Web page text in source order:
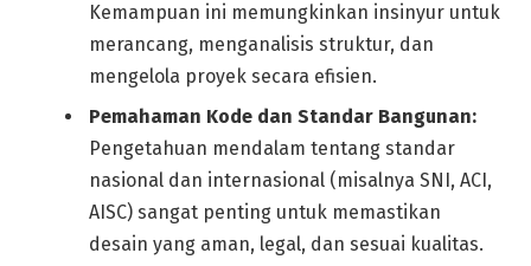
Kemampuan ini memungkinkan insinyur untuk
merancang, menganalisis struktur, dan
mengelola proyek secara efisien.
Pemahaman Kode dan Standar Bangunan:
Pengetahuan mendalam tentang standar
nasional dan internasional (misalnya SNI, ACI,
AISC) sangat penting untuk memastikan
desain yang aman, legal, dan sesuai kualitas.